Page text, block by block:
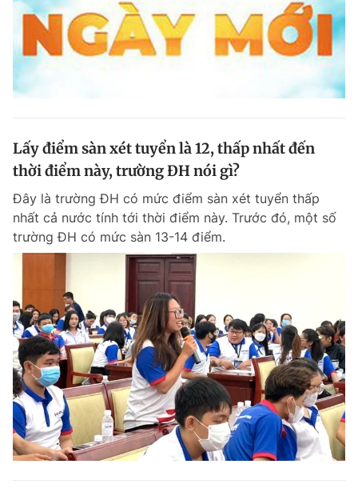
Lấy điểm sàn xét tuyển là 12, thấp nhất đến
thời điểm này, trường ĐH nói gì?
Đây là trường ĐH có mức điểm sàn xét tuyển thấp
nhất cả nước tính tới thời điểm này. Trước đó, một số
trường ĐH có mức sàn 13-14 điểm.